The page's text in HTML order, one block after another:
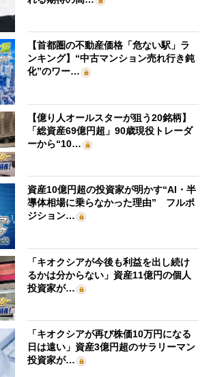
【首都圏の不動産価格「危ない駅」ラ
ンキング】“中古マンション売れ行き鈍
化”のワー…
【億り人オールスターが狙う20銘柄】
「総資産69億円超」90歳現役トレーダ
ーから“10…
資産10億円超の投資家が明かす“AI・半
導体相場に乗らなかった理由” フルポ
ジション…
「キオクシアが今後も利益を出し続け
るかは分からない」資産11億円の個人
投資家が…
「キオクシアが再び株価10万円になる
日は遠い」資産3億円超のサラリーマン
投資家が…